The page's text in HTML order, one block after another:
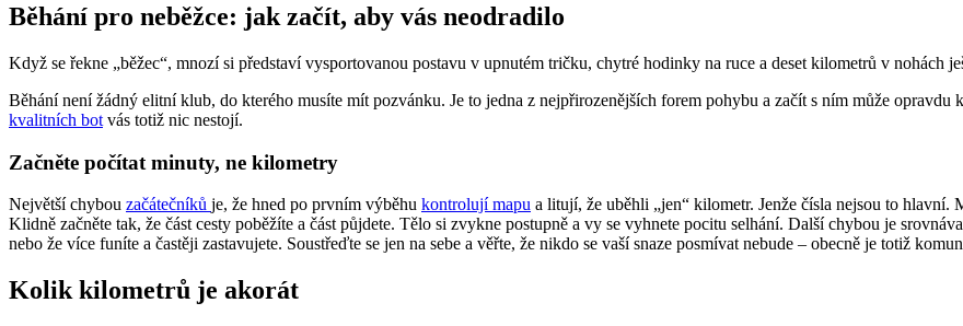
Běhání pro neběžce: jak začít, aby vás neodradilo
Když se řekne „běžec“, mnozí si představí vysportovanou postavu v upnutém tričku, chytré hodinky na ruce a deset kilometrů v nohách
Běhání není žádný elitní klub, do kterého musíte mít pozvánku. Je to jedna z nejpřirozenějších forem pohybu a začít s ním může
kvalitních bot vás totiž nic nestojí.
Začněte počítat minuty, ne kilometry
Největší chybou začátečníků je, že hned po prvním výběhu kontrolují mapu a litují, že uběhli „jen“ kilometr. Jenže čísla nejsou to
Klidně začněte tak, že část cesty poběžíte a část půjdete. Tělo si zvykne postupně a vy se vyhnete pocitu selhání. Další chybou je
nebo že více funíte a častěji zastavujete. Soustřeďte se jen na sebe a věřte, že nikdo se vaší snaze posmívat nebude – obecně je totiž
Kolik kilometrů je akorát